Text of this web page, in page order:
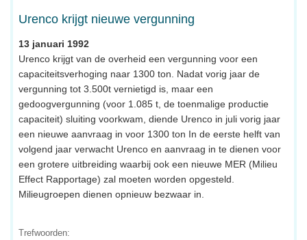
Urenco krijgt nieuwe vergunning
13 januari 1992
Urenco krijgt van de overheid een vergunning voor een
capaciteitsverhoging naar 1300 ton. Nadat vorig jaar de
vergunning tot 3.500t vernietigd is, maar een
gedoogvergunning (voor 1.085 t, de toenmalige productie
capaciteit) sluiting voorkwam, diende Urenco in juli vorig jaar
een nieuwe aanvraag in voor 1300 ton In de eerste helft van
volgend jaar verwacht Urenco en aanvraag in te dienen voor
een grotere uitbreiding waarbij ook een nieuwe MER (Milieu
Effect Rapportage) zal moeten worden opgesteld.
Milieugroepen dienen opnieuw bezwaar in.
Trefwoorden: